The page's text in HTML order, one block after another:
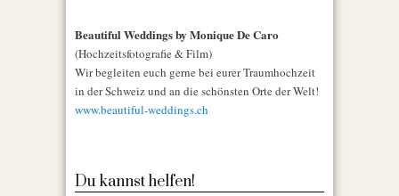
Beautiful Weddings by Monique De Caro
(Hochzeitsfotografie & Film)
Wir begleiten euch gerne bei eurer Traumhochzeit
in der Schweiz und an die schönsten Orte der Welt!
www.beautiful-weddings.ch
Du kannst helfen!